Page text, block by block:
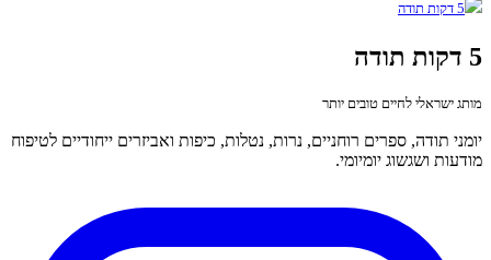
5 דקות תודה
מותג ישראלי לחיים טובים יותר
יומני תודה, ספרים רוחניים, נרות, נטלות, כיפות ואביזרים ייחודיים לטיפוח
מודעות ושגשוג יומיומי.